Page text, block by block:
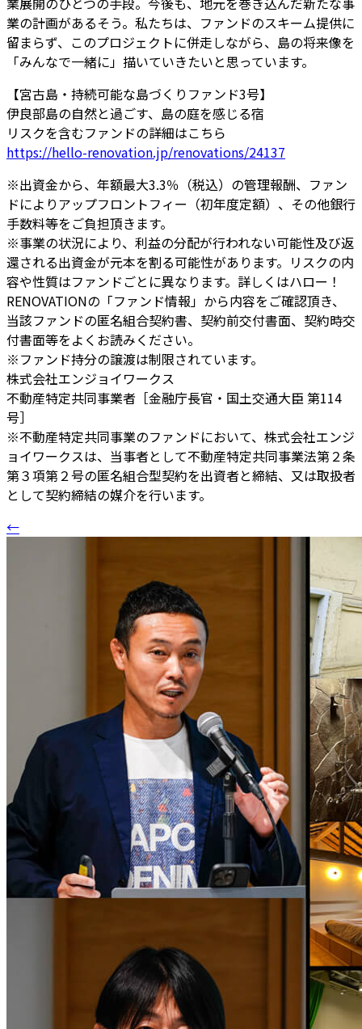
業の計画があるそう。私たちは、ファンドのスキーム提供に
留まらず、このプロジェクトに併走しながら、島の将来像を
「みんなで一緒に」描いていきたいと思っています。
【宮古島・持続可能な島づくりファンド3号】
伊良部島の自然と過ごす、島の庭を感じる宿
リスクを含むファンドの詳細はこちら
https://hello-renovation.jp/renovations/24137
※出資⾦から、年額最⼤3.3％（税込）の管理報酬、ファン
ドによりアップフロントフィー（初年度定額）、その他銀⾏
⼿数料等をご負担頂きます。
※事業の状況により、利益の分配が行われない可能性及び返
還される出資金が元本を割る可能性があります。リスクの内
容や性質はファンドごとに異なります。詳しくはハロー！
RENOVATIONの「ファンド情報」から内容をご確認頂き、
当該ファンドの匿名組合契約書、契約前交付書面、契約時交
付書面等をよくお読みください。
※ファンド持分の譲渡は制限されています。
株式会社エンジョイワークス
不動産特定共同事業者［金融庁長官・国土交通大臣 第114
号］
※不動産特定共同事業のファンドにおいて、株式会社エンジ
ョイワークスは、当事者として不動産特定共同事業法第２条
第３項第２号の匿名組合型契約を出資者と締結、又は取扱者
として契約締結の媒介を行います。
←